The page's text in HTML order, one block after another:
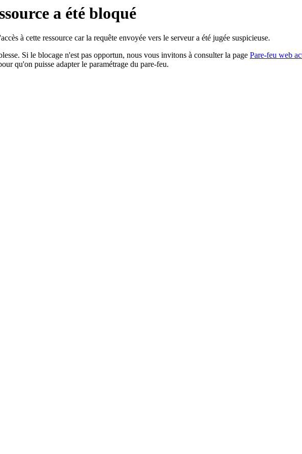
a été bloqué
à cette ressource car la requête envoyée vers le serveur a été jugée suspicieuse.
Si le blocage n'est pas opportun, nous vous invitons à consulter la page Pare-feu web
qu'on puisse adapter le paramétrage du pare-feu.